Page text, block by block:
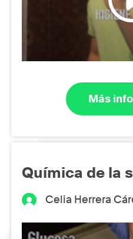
Más
Química de la
Celia Herrera